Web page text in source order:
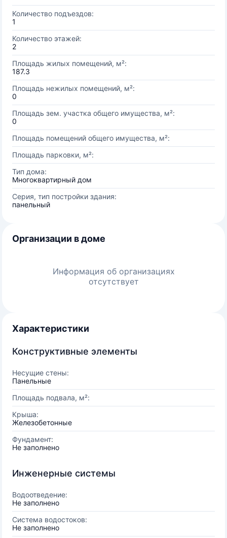
Количество подъездов:
1
Количество этажей:
2
Площадь жилых помещений, м²:
187.3
Площадь нежилых помещений, м²:
0
Площадь зем. участка общего имущества, м²:
0
Площадь помещений общего имущества, м²:
Площадь парковки, м²:
Тип дома:
Многоквартирный дом
Серия, тип постройки здания:
панельный
Организации в доме
Информация об организациях
отсутствует
Характеристики
Конструктивные элементы
Несущие стены:
Панельные
Площадь подвала, м²:
Крыша:
Железобетонные
Фундамент:
Не заполнено
Инженерные системы
Водоотведение:
Не заполнено
Система водостоков:
Не заполнено